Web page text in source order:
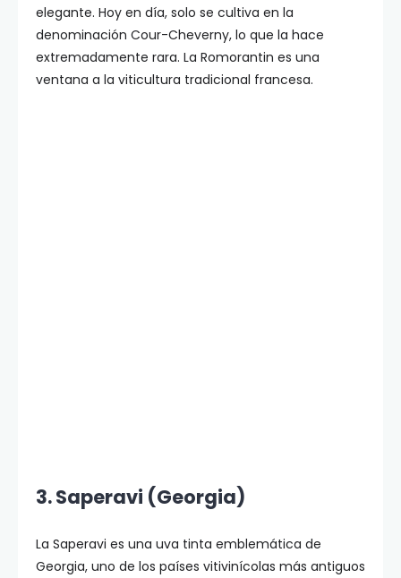
elegante. Hoy en día, solo se cultiva en la
denominación Cour-Cheverny, lo que la hace
extremadamente rara. La Romorantin es una
ventana a la viticultura tradicional francesa.
3. Saperavi (Georgia)
La Saperavi es una uva tinta emblemática de
Georgia, uno de los países vitivinícolas más antiguos